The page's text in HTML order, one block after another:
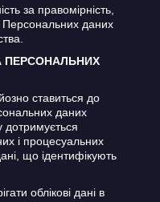
за правомірність,
Персональних даних
ПЕРСОНАЛЬНИХ
ставиться до
даних
дотримується
і процесуальних
що ідентифікують
облікові дані в